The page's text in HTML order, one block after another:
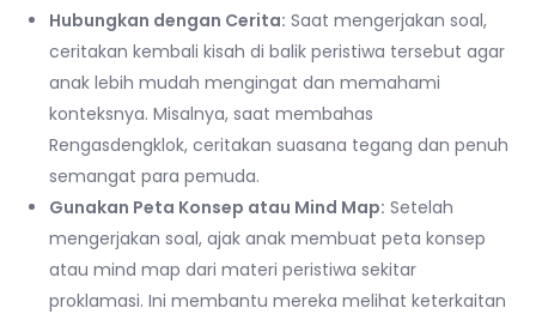
Hubungkan dengan Cerita: Saat mengerjakan soal,
ceritakan kembali kisah di balik peristiwa tersebut agar
anak lebih mudah mengingat dan memahami
konteksnya. Misalnya, saat membahas
Rengasdengklok, ceritakan suasana tegang dan penuh
semangat para pemuda.
Gunakan Peta Konsep atau Mind Map: Setelah
mengerjakan soal, ajak anak membuat peta konsep
atau mind map dari materi peristiwa sekitar
proklamasi. Ini membantu mereka melihat keterkaitan